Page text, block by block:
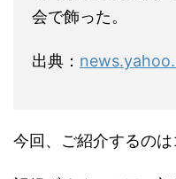
会で飾った。
出典：
今回、ご紹介するのは